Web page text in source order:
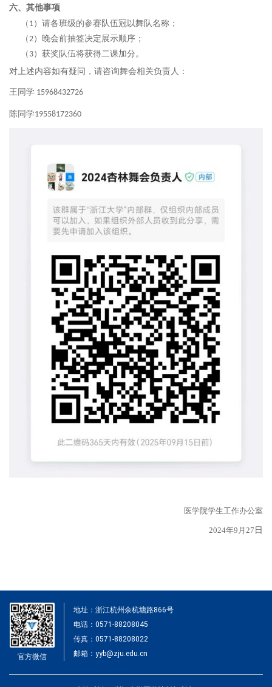
六、其他事项
（ 1）请各班级的参赛队伍冠以舞队名称；
（2）晚会前抽签决定展示顺序；
（ 3）获奖队伍将获得二课加分。
对上述内容如有疑问，请咨询舞会相关负责人：
王同学 15968432726
陈同学19558172360
医学院学生工作办公室
2024年9月27 日
官方微信
地址：浙江杭州余杭塘路866号
电话：0571-88208045
传真：0571-88208022
邮箱：yyb@zju.edu.cn